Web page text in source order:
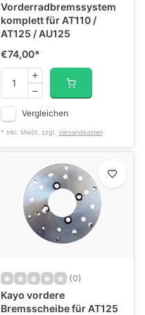
Vorderradbremssystem
komplett für AT110 /
AT125 / AU125
€74,00*
Vergleichen
* Inkl. MwSt. zzgl. Versandkosten
(0)
Kayo vordere
Bremsscheibe für AT125